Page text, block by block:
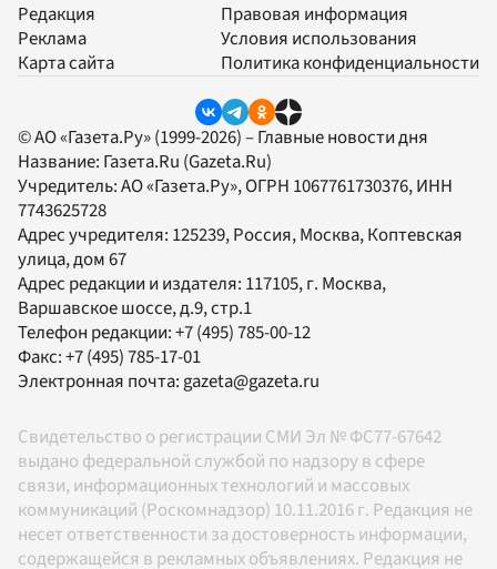
Редакция
Реклама
Карта сайта
Правовая информация
Условия использования
Политика конфиденциальности
© АО «Газета.Ру» (1999-2026) – Главные новости дня
Название: Газета.Ru (Gazeta.Ru)
Учредитель:АО «Газета.Ру», ОГРН 1067761730376, ИНН
7743625728
Адрес учредителя: 125239, Россия, Москва, Коптевская
улица, дом 67
Адрес редакции и издателя: 117105, г. Москва,
Варшавское шоссе, д.9, стр.1
Телефон редакции:+7 (495) 785-00-12
Факс:+7 (495) 785-17-01
Электронная почта: gazeta@gazeta.ru
Свидетельство о регистрации СМИ Эл № ФС77-67642
выдано федеральной службой по надзору в сфере
связи, информационных технологий и массовых
коммуникаций (Роскомнадзор) 10.11.2016 г. Редакция не
несет ответственности за достоверность информации,
содержащейся в рекламных объявлениях. Редакция не